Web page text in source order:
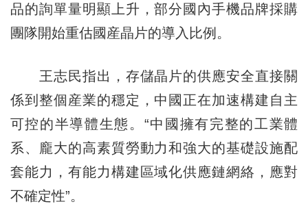
品的詢單量明顯上升，部分國內手機品牌採購
團隊開始重估國産晶片的導入比例。
王志民指出，存儲晶片的供應安全直接關
係到整個産業的穩定，中國正在加速構建自主
可控的半導體生態。“中國擁有完整的工業體
系、龐大的高素質勞動力和強大的基礎設施配
套能力，有能力構建區域化供應鏈網絡，應對
不確定性”。